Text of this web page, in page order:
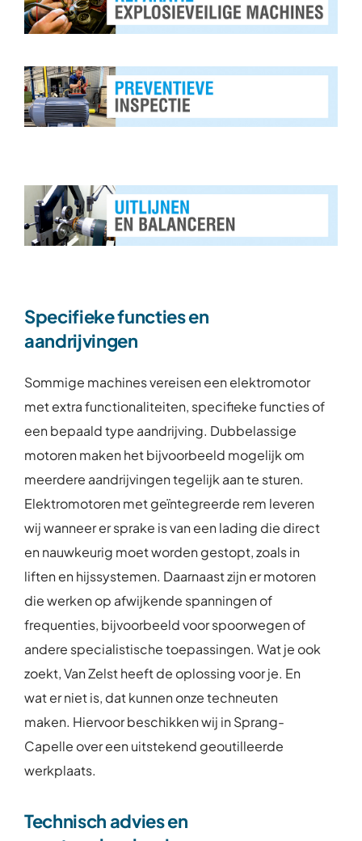
Specifieke functies en
aandrijvingen
Sommige machines vereisen een elektromotor
met extra functionaliteiten, specifieke functies of
een bepaald type aandrijving. Dubbelassige
motoren maken het bijvoorbeeld mogelijk om
meerdere aandrijvingen tegelijk aan te sturen.
Elektromotoren met geïntegreerde rem leveren
wij wanneer er sprake is van een lading die direct
en nauwkeurig moet worden gestopt, zoals in
liften en hijssystemen. Daarnaast zijn er motoren
die werken op afwijkende spanningen of
frequenties, bijvoorbeeld voor spoorwegen of
andere specialistische toepassingen. Wat je ook
zoekt, Van Zelst heeft de oplossing voor je. En
wat er niet is, dat kunnen onze techneuten
maken. Hiervoor beschikken wij in Sprang-
Capelle over een uitstekend geoutilleerde
werkplaats.
Technisch advies en